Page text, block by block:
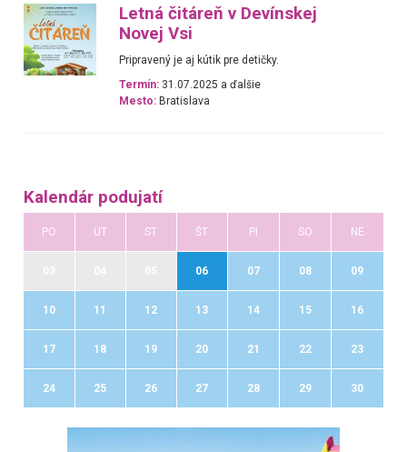
Letná čitáreň v Devínskej
Novej Vsi
Pripravený je aj kútik pre detičky.
Termín: 31.07.2025 a ďalšie
Mesto: Bratislava
Kalendár podujatí
PO UT ST ŠT PI SO NE
06 07 08 09
10 11 12 13 14 15 16
17 18 19 20 21 22 23
24 25 26 27 28 29 30